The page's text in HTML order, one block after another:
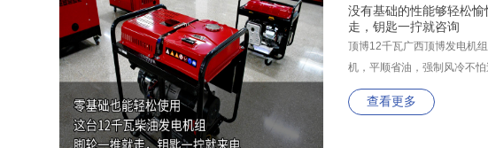
没有基础的性能够轻松
走，钥匙一拧就咨询
顶博12千瓦广西顶博发电机
机，平顺省油，强制风冷不
查看更多